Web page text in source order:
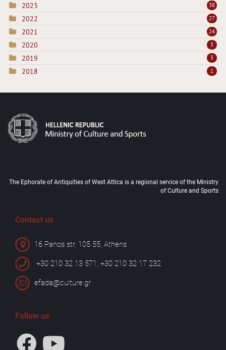
2023 38
2022 27
2021 24
2020 3
2019 3
2018 1
The Ephorate of Antiquities of West Attica is a regional service of the Ministry
of Culture and Sports
Contact us
16 Panos str, 105 55, Athens
+30 210 32 13 571, +30 210 32 17 232
efada@culture.gr
Follow us